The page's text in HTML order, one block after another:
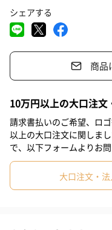
セット内容
箸×2
ランチョンマット×2
「GRAPPORT（グラ
“GOOD” “GLAM”
「RAPPORT」をつなげ
多様に変化していくライ
#上司女性
#男性 #男友達
#50代
シェアする
商品
10万円以上の大口注
請求書払いのご希望、ロ
以上の大口注文に関しま
で、以下フォームよりお
大口注文・